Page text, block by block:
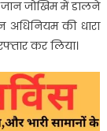
जोखिम में डालने
अधिनियम की धारा
कर लिया।